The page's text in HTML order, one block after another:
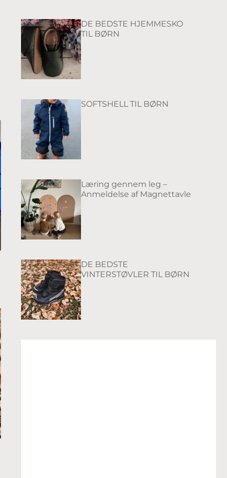
DE BEDSTE HJEMMESKO
TIL BØRN
SOFTSHELL TIL BØRN
Læring gennem leg –
Anmeldelse af Magnettavle
DE BEDSTE
VINTERSTØVLER TIL BØRN